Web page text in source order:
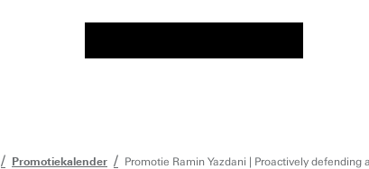
Promotiekalender Promotie Ramin Yazdani | Proactively